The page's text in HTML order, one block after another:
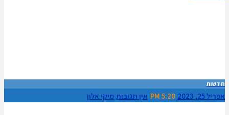
חדשות
אפריל 25, 2023 5:20 PM אין תגובות מיקי אלון